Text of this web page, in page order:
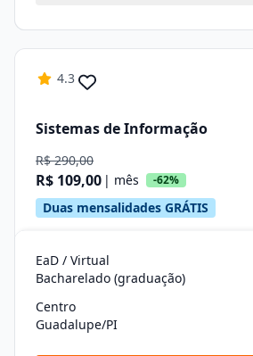
4.3
Sistemas de Informação
R$ 290,00
R$ 109,00 | mês -62%
Duas mensalidades GRÁTIS
EaD / Virtual
Bacharelado (graduação)
Centro
Guadalupe/PI